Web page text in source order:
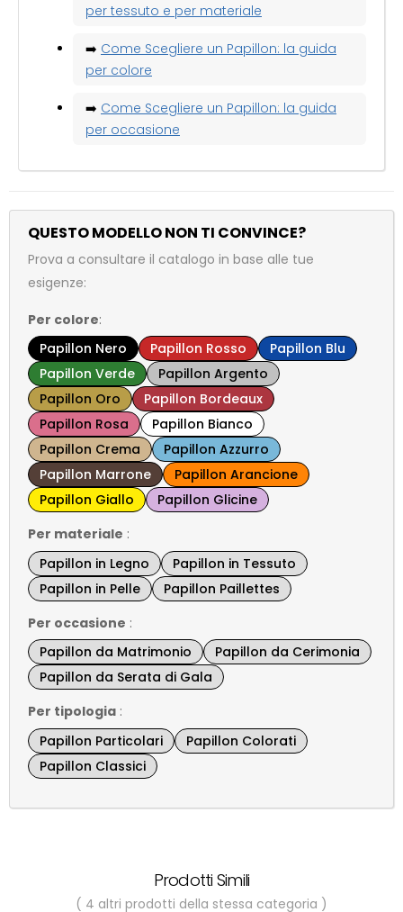
per tessuto e per materiale
➡️ Come Scegliere un Papillon: la guida
per colore
➡️ Come Scegliere un Papillon: la guida
per occasione
QUESTO MODELLO NON TI CONVINCE?
Prova a consultare il catalogo in base alle tue
esigenze:
Per colore:
Papillon Nero
Papillon Rosso
Papillon Blu
Papillon Verde
Papillon Argento
Papillon Oro
Papillon Bordeaux
Papillon Rosa
Papillon Bianco
Papillon Crema
Papillon Azzurro
Papillon Marrone
Papillon Arancione
Papillon Giallo
Papillon Glicine
Per materiale :
Papillon in Legno
Papillon in Tessuto
Papillon in Pelle
Papillon Paillettes
Per occasione :
Papillon da Matrimonio
Papillon da Cerimonia
Papillon da Serata di Gala
Per tipologia :
Papillon Particolari
Papillon Colorati
Papillon Classici
Prodotti Simili
( 4 altri prodotti della stessa categoria )